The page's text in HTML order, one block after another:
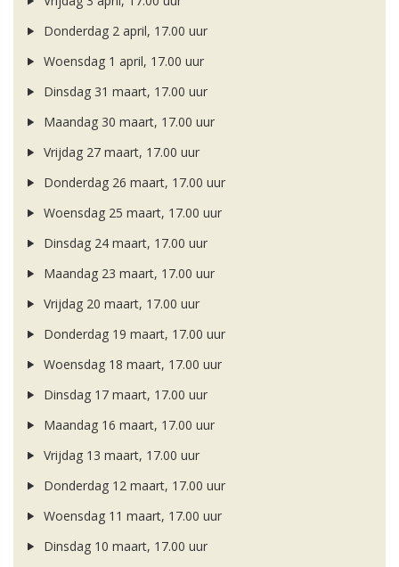
Donderdag 2 april, 17.00 uur
Woensdag 1 april, 17.00 uur
Dinsdag 31 maart, 17.00 uur
Maandag 30 maart, 17.00 uur
Vrijdag 27 maart, 17.00 uur
Donderdag 26 maart, 17.00 uur
Woensdag 25 maart, 17.00 uur
Dinsdag 24 maart, 17.00 uur
Maandag 23 maart, 17.00 uur
Vrijdag 20 maart, 17.00 uur
Donderdag 19 maart, 17.00 uur
Woensdag 18 maart, 17.00 uur
Dinsdag 17 maart, 17.00 uur
Maandag 16 maart, 17.00 uur
Vrijdag 13 maart, 17.00 uur
Donderdag 12 maart, 17.00 uur
Woensdag 11 maart, 17.00 uur
Dinsdag 10 maart, 17.00 uur